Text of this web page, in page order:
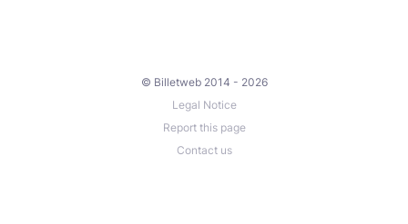
© Billetweb 2014 - 2026
Legal Notice
Report this page
Contact us